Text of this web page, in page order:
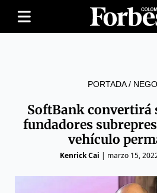
PORTADA/
SoftBank convertirá
fundadores
vehículo
Kenrick Cai | marzo 15,